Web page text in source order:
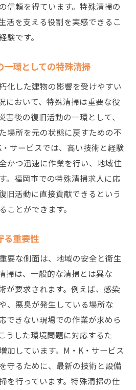
信頼を得ています。特殊清掃の
活を支える役割を実感できるこ
験です。
環としての特殊清掃
化した建物の影響を受けやすい
において、特殊清掃は重要な役
害後の復旧活動の一環として、
場所を元の状態に戻すための不
サービスでは、高い技術と経験
かつ迅速に作業を行い、地域住
。福岡市での特殊清掃求人に応
旧活動に直接貢献できるという
ことができます。
る重要性
要な側面は、地域の安全と衛生
掃は、一般的な清掃とは異な
が要求されます。例えば、感染
、悪臭が発生している場所な
できない現場での作業が求めら
うした環境問題に対応するた
加しています。M・K・サービス
守るために、最新の技術と設備
を行っています。特殊清掃の仕